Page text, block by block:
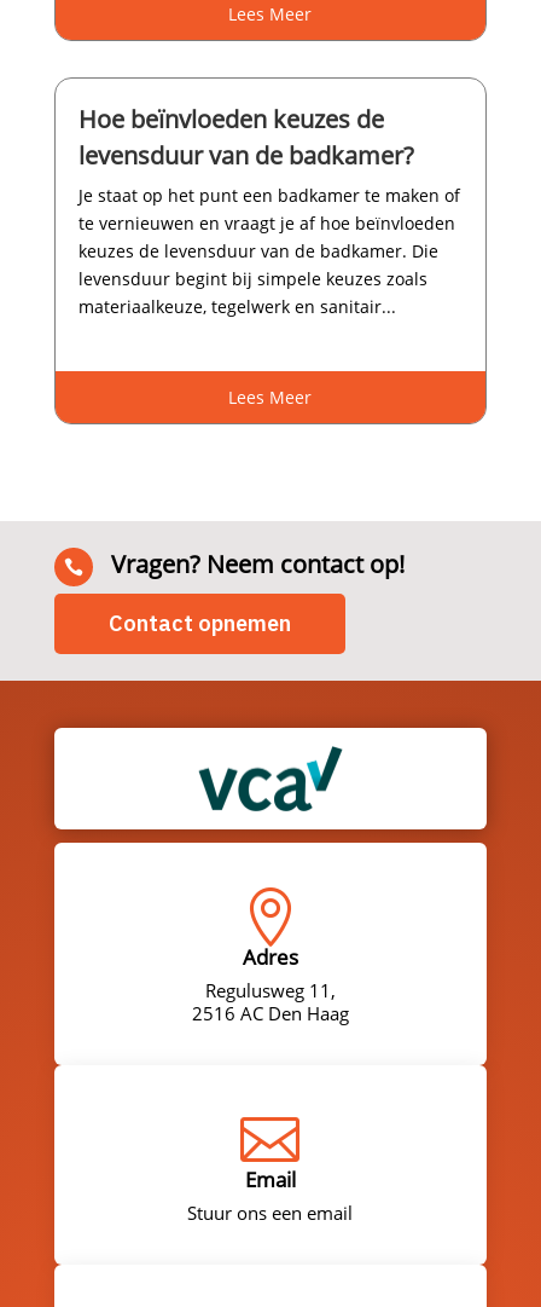
Lees Meer
Hoe beïnvloeden keuzes de
levensduur van de badkamer?
Je staat op het punt een badkamer te maken of
te vernieuwen en vraagt je af hoe beïnvloeden
keuzes de levensduur van de badkamer.​ Die
levensduur begint bij simpele keuzes zoals
materiaalkeuze, tegelwerk en sanitair...
Lees Meer
 Vragen? Neem contact op!
Contact opnemen

Adres
Regulusweg 11,
2516 AC Den Haag

Email
Stuur ons een email